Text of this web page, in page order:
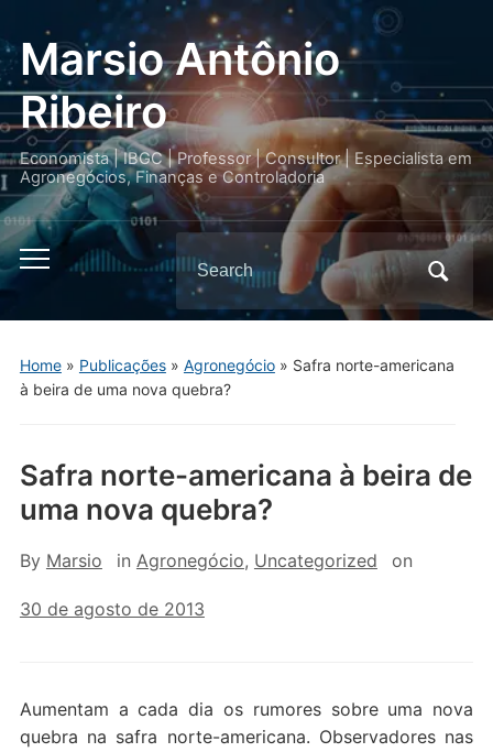
Marsio Antônio
Ribeiro
Economista | IBGC | Professor | Consultor | Especialista em
Agronegócios, Finanças e Controladoria
Toggle
menu
for:
Home» Publicações» Agronegócio» Safra norte-americana
à beira de uma nova quebra?
Safra norte-americana à beira de
uma nova quebra?
By Marsio in Agronegócio, Uncategorized on
30 de agosto de 2013
Aumentam a cada dia os rumores sobre uma nova
quebra na safra norte-americana. Observadores nas